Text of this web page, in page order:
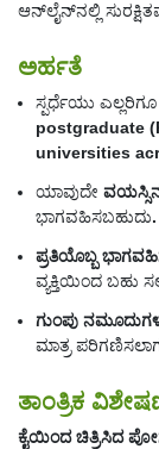
ಆನ್‌ಲೈನ್‌ನಲ್ಲಿ
ಅರ್ಹತೆ
ಸ್ಪರ್ಧೆಯು ಎಲ್ಲರಿಗೂ
postgraduate
universities
ಯಾವುದೇ
ಭಾಗವಹಿಸಬಹುದು.
ಪ್ರತಿಯೊಬ್ಬ
ವ್ಯಕ್ತಿಯಿಂದ ಬಹು
ಗುಂಪು
ಮಾತ್ರ
ತಾಂತ್ರಿಕ
ಕೈಯಿಂದ ಚಿತ್ರಿಸಿದ